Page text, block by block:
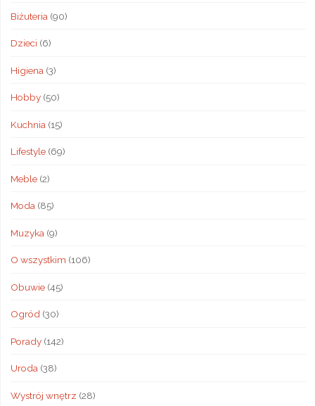
Biżuteria (90)
Dzieci (6)
Higiena (3)
Hobby(50)
Kuchnia (15)
Lifestyle(69)
Meble(2)
Moda(85)
Muzyka (9)
O wszystkim (106)
Obuwie(45)
Ogród(30)
Porady(142)
Uroda(38)
Wystrój wnętrz (28)